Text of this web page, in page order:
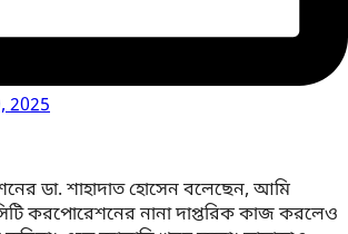
2025
ডা. শাহাদাত হোসেন বলেছেন, আমি
করপোরেশনের নানা দাপ্তরিক কাজ করলেও